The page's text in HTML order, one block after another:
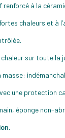
à la
chaleurs et à
chaleur sur toute
une protection
éponge non-